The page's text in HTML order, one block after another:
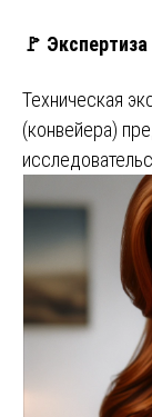
🚩
Техническая
(конвейера)